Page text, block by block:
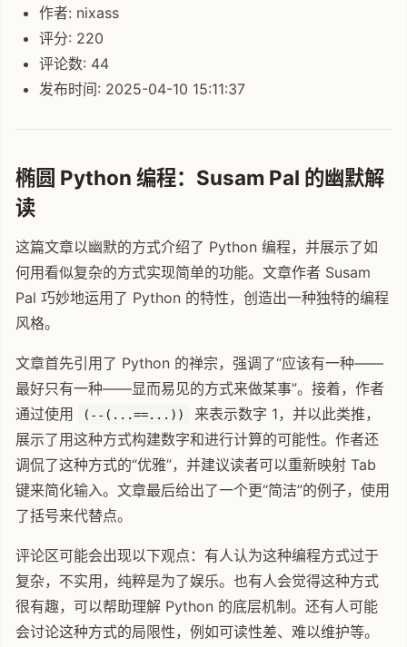
作者: nixass
评分: 220
评论数: 44
发布时间: 2025-04-10 15:11:37
椭圆 Python 编程：Susam Pal 的幽默解
读
这篇文章以幽默的方式介绍了 Python 编程，并展示了如
何用看似复杂的方式实现简单的功能。文章作者 Susam
Pal 巧妙地运用了 Python 的特性，创造出一种独特的编程
风格。
文章首先引用了 Python 的禅宗，强调了“应该有一种——
最好只有一种——显而易见的方式来做某事”。接着，作者
通过使用
(--(...==...))
来表示数字 1，并以此类推，
展示了用这种方式构建数字和进行计算的可能性。作者还
调侃了这种方式的“优雅”，并建议读者可以重新映射 Tab
键来简化输入。文章最后给出了一个更“简洁”的例子，使用
了括号来代替点。
评论区可能会出现以下观点：有人认为这种编程方式过于
复杂，不实用，纯粹是为了娱乐。也有人会觉得这种方式
很有趣，可以帮助理解 Python 的底层机制。还有人可能
会讨论这种方式的局限性，例如可读性差、难以维护等。